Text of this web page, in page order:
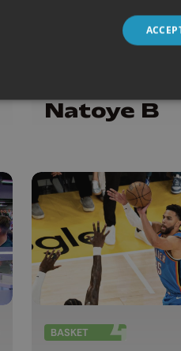
Cointe
R2 au
Natoye B
BASKET